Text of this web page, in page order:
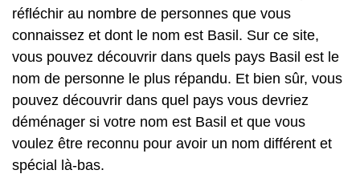
réfléchir au nombre de personnes que vous
connaissez et dont le nom est Basil. Sur ce site,
vous pouvez découvrir dans quels pays Basil est le
nom de personne le plus répandu. Et bien sûr, vous
pouvez découvrir dans quel pays vous devriez
déménager si votre nom est Basil et que vous
voulez être reconnu pour avoir un nom différent et
spécial là-bas.